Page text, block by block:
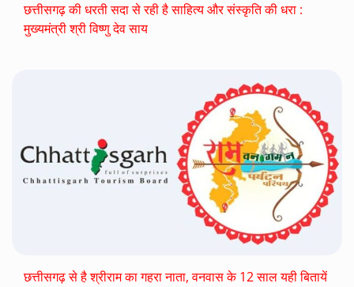
छत्तीसगढ़ की धरती सदा से रही है साहित्य और संस्कृति की धरा :
मुख्यमंत्री श्री विष्णु देव साय
छत्तीसगढ़ से है श्रीराम का गहरा नाता, वनवास के 12 साल यही बितायें